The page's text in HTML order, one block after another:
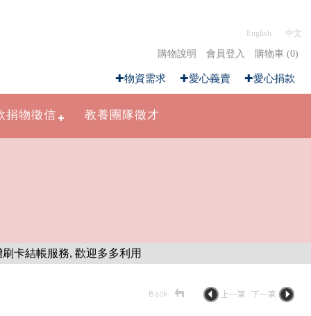
捐物徵信 教養團隊徵才
English 中文
購物說明 會員登入 購物車 (0)
✚愛心捐款
✚愛心義賣
✚物資需求
帳服務, 歡迎多多利用